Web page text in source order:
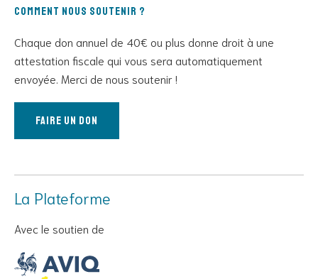
Comment nous soutenir ?
Chaque don annuel de 40€ ou plus donne droit à une
attestation fiscale qui vous sera automatiquement
envoyée. Merci de nous soutenir !
Faire un don
La Plateforme
Avec le soutien de